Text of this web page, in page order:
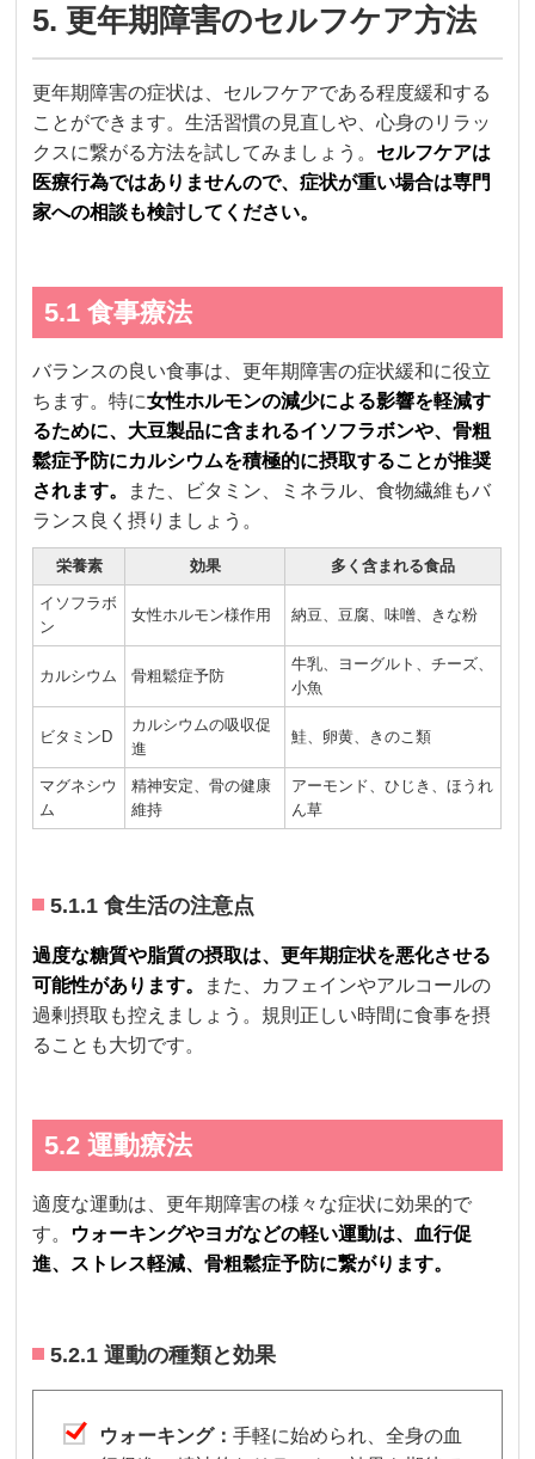
5. 更年期障害のセルフケア方法
更年期障害の症状は、セルフケアである程度緩和する
ことができます。生活習慣の見直しや、心身のリラッ
クスに繋がる方法を試してみましょう。 セルフケアは
医療行為ではありませんので、症状が重い場合は専門
家への相談も検討してください。
5.1 食事療法
バランスの良い食事は、更年期障害の症状緩和に役立
ちます。特に女性ホルモンの減少による影響を軽減す
るために、大豆製品に含まれるイソフラボンや、骨粗
鬆症予防にカルシウムを積極的に摂取することが推奨
されます。
また、ビタミン、ミネラル、食物繊維もバ
ランス良く摂りましょう。
栄養素 効果 多く含まれる食品
イソフラボ
ン
女性ホルモン様作用 納豆、豆腐、味噌、きな粉
カルシウム 骨粗鬆症予防
牛乳、ヨーグルト、チーズ、
小魚
ビタミンD
カルシウムの吸収促
進
鮭、卵黄、きのこ類
マグネシウ
ム
精神安定、骨の健康
維持
アーモンド、ひじき、ほうれ
ん草
5.1.1 食生活の注意点
過度な糖質や脂質の摂取は、更年期症状を悪化させる
可能性があります。
また、カフェインやアルコールの
過剰摂取も控えましょう。規則正しい時間に食事を摂
ることも大切です。
5.2 運動療法
適度な運動は、更年期障害の様々な症状に効果的で
す。
ウォーキングやヨガなどの軽い運動は、血行促
進、ストレス軽減、骨粗鬆症予防に繋がります。
5.2.1 運動の種類と効果
ウォーキング：手軽に始められ、全身の血